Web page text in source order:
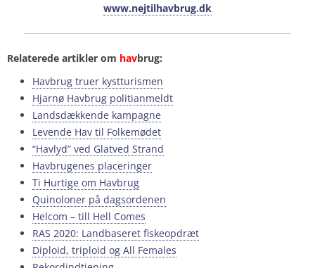
www.nejtilhavbrug.dk
Relaterede artikler om havbrug:
Havbrug truer kystturismen
Hjarnø Havbrug politianmeldt
Landsdækkende kampagne
Levende Hav til Folkemødet
“Havlyd” ved Glatved Strand
Havbrugenes placeringer
Ti Hurtige om Havbrug
Quinoloner på dagsordenen
Helcom – till Hell Comes
RAS 2020: Landbaseret fiskeopdræt
Diploid, triploid og All Females